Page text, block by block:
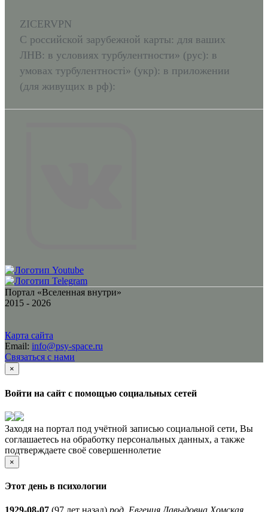
ZICERVPN
С российской зарубежной карты: для ваших
ЛНВ: в условиях турбулентности» (рус): в
умовах турбулентності» (укр): в приложении
(для живущих в рф):
Портал «Вселенная внутри»
2015 - 2026
Карта сайта
Email: info@psy-space.ru
Связаться с нами
×
Войти на сайт с помощью социальных сетей
Заходя на портал под учётной записью социальной сети, Вы
соглашаетесь на обработку персональных данных, а также
подтверждаете своё совершеннолетие
×
Этот день в психологии
1929-08-07 (97 лет назад) род. Евгения Давыдовна Хомская,